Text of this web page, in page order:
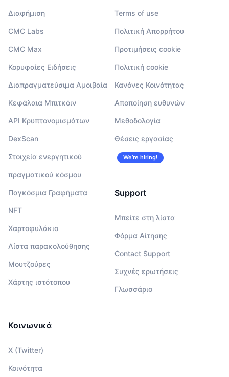
Ημερολόγιο Εκδηλώσεων
Διαφήμιση
CMC Labs
CMC Max
Κορυφαίες Ειδήσεις
Διαπραγματεύσιμα Αμοιβαία
Κεφάλαια Μπιτκόιν
API Κρυπτονομισμάτων
DexScan
Στοιχεία ενεργητικού
πραγματικού κόσμου
Παγκόσμια Γραφήματα
NFT
Χαρτοφυλάκιο
Λίστα παρακολούθησης
Μουτζούρες
Χάρτης ιστότοπου
Terms of use
Πολιτική Απορρήτου
Προτιμήσεις cookie
Πολιτική cookie
Κανόνες Κοινότητας
Αποποίηση ευθυνών
Μεθοδολογία
Θέσεις εργασίας
We’re hiring!
Support
Μπείτε στη λίστα
Φόρμα Αίτησης
Contact Support
Συχνές ερωτήσεις
Γλωσσάριο
Κοινωνικά
X (Twitter)
Κοινότητα